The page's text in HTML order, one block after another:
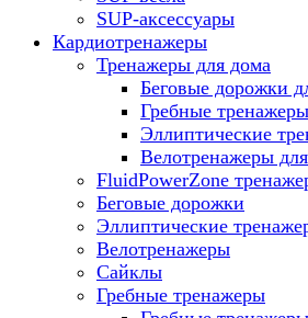
SUP-аксессуары
Кардиотренажеры
Тренажеры для дома
Беговые дорожки
Гребные
Эллиптические
Велотренажеры
FluidPowerZone
Беговые дорожки
Эллиптические
Велотренажеры
Сайклы
Гребные тренажеры